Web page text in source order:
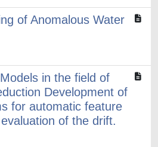
of Anomalous Water
in the field of
Development of
for automatic feature
of the drift.